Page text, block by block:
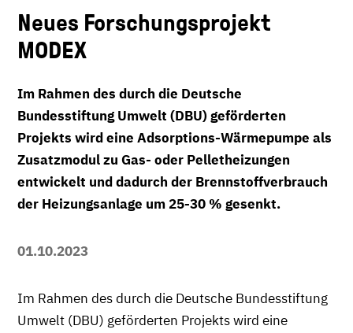
Neues Forschungsprojekt
MODEX
Im Rahmen des durch die Deutsche
Bundesstiftung Umwelt (DBU) geförderten
Projekts wird eine Adsorptions-Wärmepumpe als
Zusatzmodul zu Gas- oder Pelletheizungen
entwickelt und dadurch der Brennstoffverbrauch
der Heizungsanlage um 25-30 % gesenkt.
01.10.2023
Im Rahmen des durch die Deutsche Bundesstiftung
Umwelt (DBU) geförderten Projekts wird eine